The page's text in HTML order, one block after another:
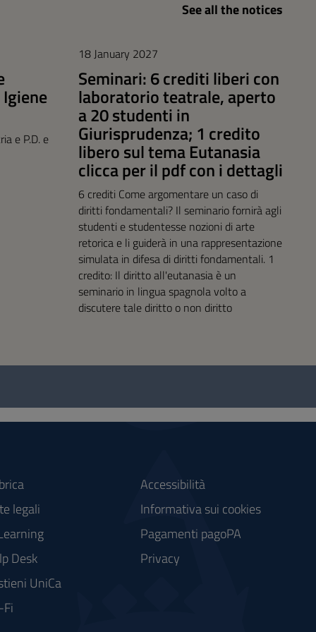
See all the notices
e P.D. e
18 January 2027
Seminari: 6 crediti liberi con
laboratorio teatrale, aperto
a 20 studenti in
Giurisprudenza; 1 credito
libero sul tema Eutanasia
clicca per il pdf con i dettagli
6 crediti Come argomentare un caso di
diritti fondamentali? Il seminario fornirà agli
studenti e studentesse nozioni di arte
retorica e li guiderà in una rappresentazione
simulata in difesa di diritti fondamentali. 1
credito: Il diritto all'eutanasia è un
seminario in lingua spagnola volto a
discutere tale diritto o non diritto
legali
Desk
UniCa
Accessibilità
Informativa sui cookies
Pagamenti pagoPA
Privacy